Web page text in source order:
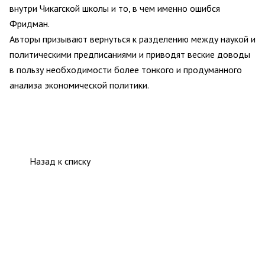
внутри Чикагской школы и то, в чем именно ошибся
Фридман.
Авторы призывают вернуться к разделению между наукой и
политическими предписаниями и приводят веские доводы
в пользу необходимости более тонкого и продуманного
анализа экономической политики.
Назад к списку